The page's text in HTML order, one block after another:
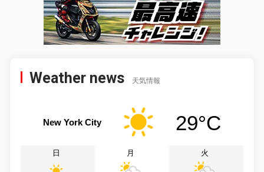
Weather news 天気情報
New York City 29°C
日 月 火